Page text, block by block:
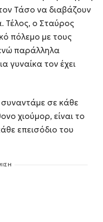
Τάσο να διαβάζουν
Τέλος, ο Σταύρος
πόλεμο με τους
παράλληλα
γυναίκα τον έχει
συναντάμε σε κάθε
χιούμορ, είναι το
επεισόδιο του